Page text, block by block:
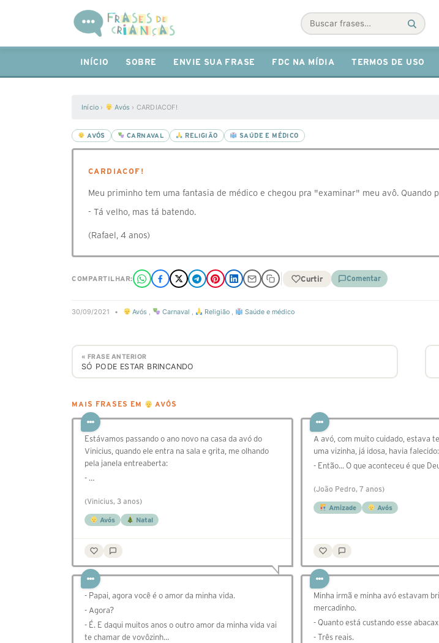
Buscar
INÍCIO SOBRE ENVIE SUA FRASE FDC NA MÍDIA TERMOS DE USO
Início › Avós › CARDIACOF!
AVÓS CARNAVAL RELIGIÃO SAÚDE E MÉDICO
CARDIACOF!
Meu priminho tem uma fantasia de médico e chegou pra "examinar" meu avô. Quando
- Tá velho, mas tá batendo.
(Rafael, 4 anos)
COMPARTILHAR: Curtir Comentar
30/09/2021 • Avós , Carnaval , Religião , Saúde e médico
« FRASE ANTERIOR
SÓ PODE ESTAR BRINCANDO
MAIS FRASES EM AVÓS
Estávamos passando o ano novo na casa da avó do
Vinicius, quando ele entra na sala e grita, me olhando
pela janela entreaberta:
- …
(Vinicius, 3 anos)
Avós Natal
A avó, com muito cuidado, estava
uma vizinha, já idosa, havia falecido:
- Então... O que aconteceu é que
(João Pedro, 7 anos)
Amizade Avós
- Papai, agora você é o amor da minha vida.
- Agora?
- É. E daqui muitos anos o outro amor da minha vida vai
te chamar de vovôzinh…
Minha irmã e minha avó estavam
mercadinho.
- Quanto está custando esse
- Três reais.